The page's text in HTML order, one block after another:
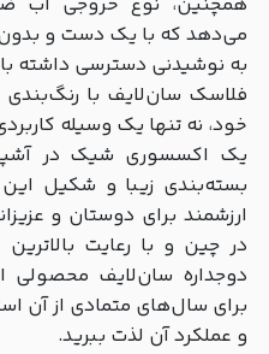
می‌دهد که با یک دست و بدون
به نوشیدنی دسترسی داشته
فلاسک سان‌لایف با
خود، نه تنها یک وسیله
یک اکسسوری شیک در
بسته‌بندی زیبا و شکیل
ارزشمند برای دوستان و
در چین و با رعایت
دوجداره سان‌لایف محصولی
برای سال‌های متمادی از آن
و عملکرد آن لذت ببرید.